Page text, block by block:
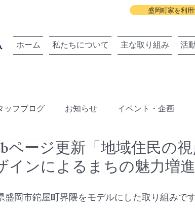
盛岡町家を利
ホーム 私たちについて 主な取り組み 活
ッフブログ お知らせ イベント・企画
つながろうプロジェクト 盛岡町家春祭り
盛岡町家旧暦の雛祭り 建築と地域の関わ
ページ更新「地域住民の
インによるまちの魅力増進
盛岡市鉈屋町界隈をモデルにした取り組みで